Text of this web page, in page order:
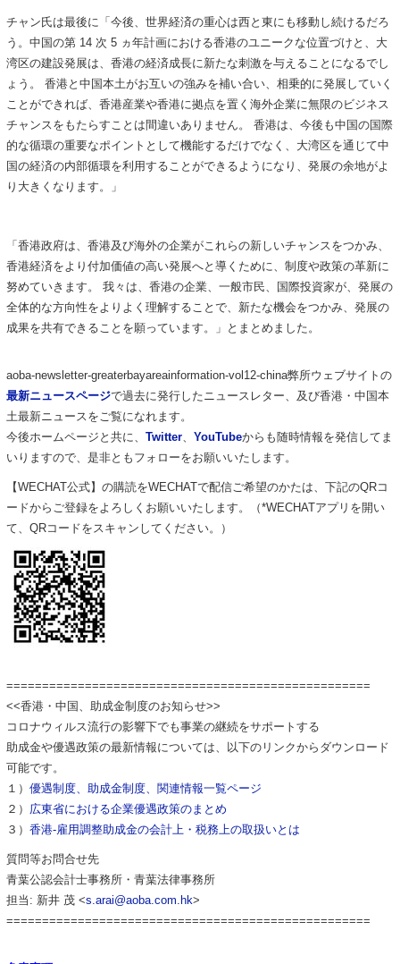
チャン氏は最後に「今後、世界経済の重心は西と東にも移動し続けるだろ
う。中国の第 14 次 5 ヵ年計画における香港のユニークな位置づけと、大
湾区の建設発展は、香港の経済成長に新たな刺激を与えることになるでし
ょう。 香港と中国本土がお互いの強みを補い合い、相乗的に発展していく
ことができれば、香港産業や香港に拠点を置く海外企業に無限のビジネス
チャンスをもたらすことは間違いありません。 香港は、今後も中国の国際
的な循環の重要なポイントとして機能するだけでなく、大湾区を通じて中
国の経済の内部循環を利用することができるようになり、発展の余地がよ
り大きくなります。」
「香港政府は、香港及び海外の企業がこれらの新しいチャンスをつかみ、
香港経済をより付加価値の高い発展へと導くために、制度や政策の革新に
努めていきます。 我々は、香港の企業、一般市民、国際投資家が、発展の
全体的な方向性をよりよく理解することで、新たな機会をつかみ、発展の
成果を共有できることを願っています。」とまとめました。
aoba-newsletter-greaterbayareainformation-vol12-china弊所ウェブサイトの
最新ニュースページで過去に発行したニュースレター、及び香港・中国本
土最新ニュースをご覧になれます。
今後ホームページと共に、 Twitter、 YouTubeからも随時情報を発信してま
いりますので、是非ともフォローをお願いいたします。
【WECHAT公式】の購読をWECHATで配信ご希望のかたは、下記のQRコ
ードからご登録をよろしくお願いいたします。（*WECHATアプリを開い
て、QRコードをスキャンしてください。）
===================================================
<<香港・中国、助成金制度のお知らせ>>
コロナウィルス流行の影響下でも事業の継続をサポートする
助成金や優遇政策の最新情報については、以下のリンクからダウンロード
可能です。
１） 優遇制度、助成金制度、関連情報一覧ページ
２） 広東省における企業優遇政策のまとめ
３） 香港-雇用調整助成金の会計上・税務上の取扱いとは
質問等お問合せ先
青葉公認会計士事務所・青葉法律事務所
担当: 新井 茂 <s.arai@aoba.com.hk>
===================================================